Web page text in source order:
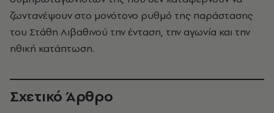
ζωντανέψουν στο μονότονο ρυθμό της παράστασης
του Στάθη Λιβαθινού την ένταση, την αγωνία και την
ηθική κατάπτωση.
Σχετικό Άρθρο